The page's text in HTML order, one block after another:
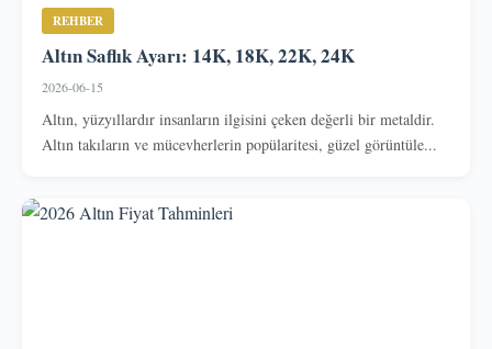
REHBER
Altın Saflık Ayarı: 14K, 18K, 22K, 24K
2026-06-15
Altın, yüzyıllardır insanların ilgisini çeken değerli bir metaldir.
Altın takıların ve mücevherlerin popülaritesi, güzel görüntüle...